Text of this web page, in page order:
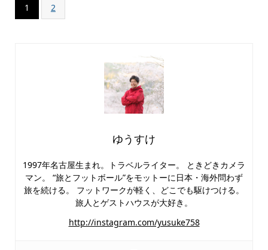
1 2
ゆうすけ
1997年名古屋生まれ。トラベルライター。 ときどきカメラ
マン。 “旅とフットボール”をモットーに日本・海外問わず
旅を続ける。 フットワークが軽く、どこでも駆けつける。
旅人とゲストハウスが大好き。
http://instagram.com/yusuke758